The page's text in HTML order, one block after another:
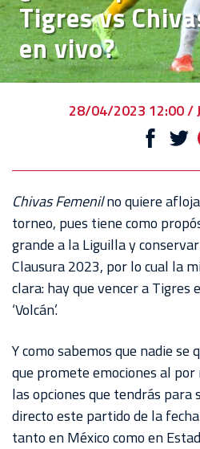
VENTA
DE
BOLETOS
CHIVABONOS
REBAÑO
CHIVAS
TIENDA
CHIVAS
CHIVASTV
ESTADIO
AKRON
TOUR
ESTADIO
Tigres vs
en vivo?
28/04/2023 12:00 /
Chivas Femenilno quiere
torneo, pues tiene como
grande a la Liguilla y
Clausura 2023, por lo cual la
clara: hay que vencer a Tigres
‘Volcán’.
Y como sabemos que nadie se
que promete emociones al
las opciones que tendrás para
directo este partido de la
tanto en México como en